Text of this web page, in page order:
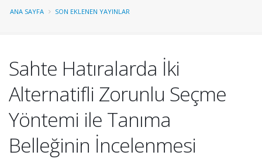
ANA SAYFA SON EKLENEN YAYINLAR
Sahte Hatıralarda İki
Alternatifli Zorunlu Seçme
Yöntemi ile Tanıma
Belleğinin İncelenmesi